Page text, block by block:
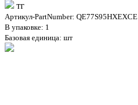
тг
Артикул-PartNumber: QE77S95HXEXCE
В упаковке: 1
Базовая единица: шт